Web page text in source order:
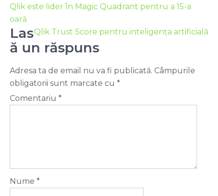
Qlik este lider în Magic Quadrant pentru a 15-a
oară
Qlik Trust Score pentru inteligența artificială
Las
ă un răspuns
Adresa ta de email nu va fi publicată. Câmpurile
obligatorii sunt marcate cu *
Comentariu *
Nume *